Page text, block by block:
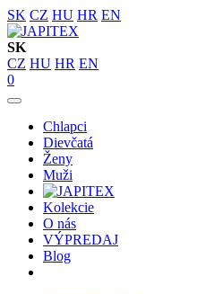
SK CZ HU HR EN
SK
CZ HU HR EN
0
Chlapci
Dievčatá
Ženy
Muži
Kolekcie
O nás
VÝPREDAJ
Blog